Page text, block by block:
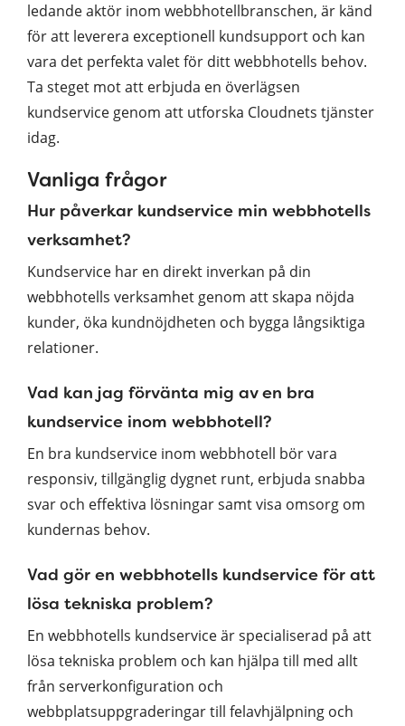
ledande aktör inom webbhotellbranschen, är känd
för att leverera exceptionell kundsupport och kan
vara det perfekta valet för ditt webbhotells behov.
Ta steget mot att erbjuda en överlägsen
kundservice genom att utforska Cloudnets tjänster
idag.
Vanliga frågor
Hur påverkar kundservice min webbhotells
verksamhet?
Kundservice har en direkt inverkan på din
webbhotells verksamhet genom att skapa nöjda
kunder, öka kundnöjdheten och bygga långsiktiga
relationer.
Vad kan jag förvänta mig av en bra
kundservice inom webbhotell?
En bra kundservice inom webbhotell bör vara
responsiv, tillgänglig dygnet runt, erbjuda snabba
svar och effektiva lösningar samt visa omsorg om
kundernas behov.
Vad gör en webbhotells kundservice för att
lösa tekniska problem?
En webbhotells kundservice är specialiserad på att
lösa tekniska problem och kan hjälpa till med allt
från serverkonfiguration och
webbplatsuppgraderingar till felavhjälpning och